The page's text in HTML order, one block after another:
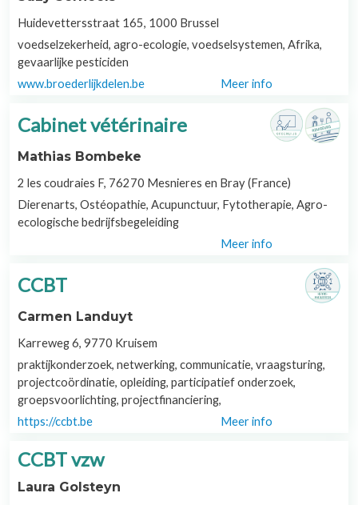
Huidevettersstraat 165, 1000 Brussel
voedselzekerheid, agro-ecologie, voedselsystemen, Afrika,
gevaarlijke pesticiden
www.broederlijkdelen.be
Meer info
Cabinet vétérinaire
Mathias Bombeke
2 les coudraies F, 76270 Mesnieres en Bray (France)
Dierenarts, Ostéopathie, Acupunctuur, Fytotherapie, Agro-
ecologische bedrijfsbegeleiding
Meer info
CCBT
Carmen Landuyt
Karreweg 6, 9770 Kruisem
praktijkonderzoek, netwerking, communicatie, vraagsturing,
projectcoördinatie, opleiding, participatief onderzoek,
groepsvoorlichting, projectfinanciering,
https://ccbt.be
Meer info
CCBT vzw
Laura Golsteyn